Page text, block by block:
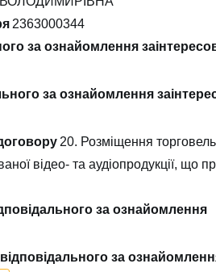
2363000344
за ознайомлення
за ознайомлення
20. Розміщення
відео- та аудіопродукції, що
за ознайомлення
за